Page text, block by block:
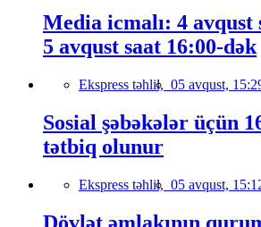
Media icmalı: 4 avqust
5 avqust saat 16:00-dək
Ekspress təhlil, 05 avqust,
Sosial şəbəkələr üçün
tətbiq olunur
Ekspress təhlil, 05 avqust,
Dövlət əmlakının